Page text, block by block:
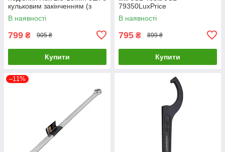
кульковим закінченням (з
ручками) HBK-11008
В наявності
799 ₴ 905 ₴
Купити
79350LuxPrice
В наявності
795 ₴ 899 ₴
Купити
–11%